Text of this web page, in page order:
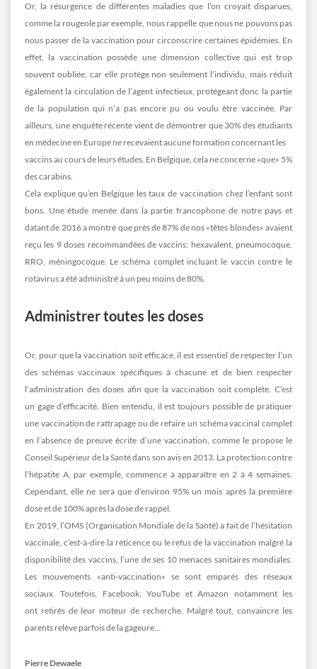
Or, la résurgence de différentes maladies que l’on croyait disparues,
comme la rougeole par exemple, nous rappelle que nous ne pouvons pas
nous passer de la vaccination pour circonscrire certaines épidémies. En
effet, la vaccination possède une dimension collective qui est trop
souvent oubliée, car elle protège non seulement l’individu, mais réduit
également la circulation de l’agent infectieux, protégeant donc la partie
de la population qui n’a pas encore pu ou voulu être vaccinée. Par
ailleurs, une enquête récente vient de démontrer que 30% des étudiants
en médecine en Europe ne recevaient aucune formation concernant les
vaccins au cours de leurs études. En Belgique, cela ne concerne «que» 5%
des carabins.
Cela explique qu’en Belgique les taux de vaccination chez l’enfant sont
bons. Une étude menée dans la partie francophone de notre pays et
datant de 2016 a montré que près de 87% de nos «têtes blondes» avaient
reçu les 9 doses recommandées de vaccins: hexavalent, pneumocoque,
RRO, méningocoque. Le schéma complet incluant le vaccin contre le
rotavirus a été administré à un peu moins de 80%.
Administrer toutes les doses
Or, pour que la vaccination soit efficace, il est essentiel de respecter l’un
des schémas vaccinaux spécifiques à chacune et de bien respecter
l’administration des doses afin que la vaccination soit complète. C’est
un gage d’efficacité. Bien entendu, il est toujours possible de pratiquer
une vaccination de rattrapage ou de refaire un schéma vaccinal complet
en l’absence de preuve écrite d’une vaccination, comme le propose le
Conseil Supérieur de la Santé dans son avis en 2013. La protection contre
l’hépatite A, par exemple, commence à apparaître en 2 à 4 semaines.
Cependant, elle ne sera que d’environ 95% un mois après la première
dose et de 100% après la dose de rappel.
En 2019, l’OMS (Organisation Mondiale de la Santé) a fait de l’hésitation
vaccinale, c’est-à-dire la réticence ou le refus de la vaccination malgré la
disponibilité des vaccins, l’une de ses 10 menaces sanitaires mondiales.
Les mouvements «anti-vaccination» se sont emparés des réseaux
sociaux. Toutefois, Facebook, YouTube et Amazon notamment les
ont retirés de leur moteur de recherche. Malgré tout, convaincre les
parents relève parfois de la gageure…
Pierre Dewaele